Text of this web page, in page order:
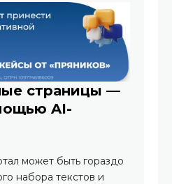
страницы —
AI-
может быть гораздо
набора текстов и